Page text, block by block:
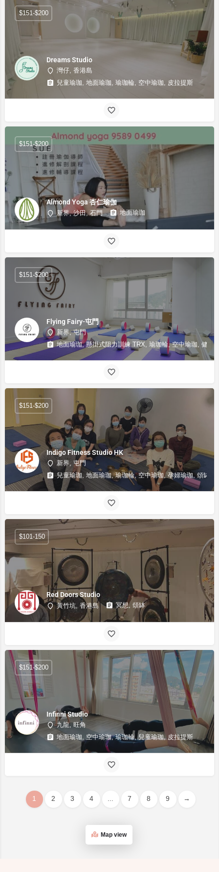
Dreams Studio
灣仔, 香港島
兒童瑜珈, 地面瑜珈, 瑜珈輪, 空中瑜珈, 皮拉提斯
$151-$200
Almond Yoga 杏仁瑜伽
新界, 沙田, 石門 地面瑜珈
$151-$200
Flying Fairy-屯門
新界, 屯門
地面瑜珈, 懸掛式阻力訓練 TRX, 瑜珈輪, 空中瑜珈, 健身,
$151-$200
Indigo Fitness Studio HK
新界, 屯門
兒童瑜珈, 地面瑜珈, 瑜珈輪, 空中瑜珈, 孕婦瑜珈, 頌缽
$151-$200
Red Doors Studio
黃竹坑, 香港島 冥想, 頌缽
$101-150
Infinni Studio
九龍, 旺角
地面瑜珈, 空中瑜珈, 瑜珈輪, 兒童瑜珈, 皮拉提斯
$151-$200
1 2 3 4 ... 7 8 9 →
Map view